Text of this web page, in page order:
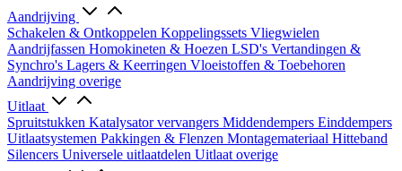
Aandrijving
Schakelen & Ontkoppelen Koppelingssets Vliegwielen
Aandrijfassen Homokineten & Hoezen LSD's Vertandingen &
Synchro's Lagers & Keerringen Vloeistoffen & Toebehoren
Aandrijving overige
Uitlaat
Spruitstukken Katalysator vervangers Middendempers Einddempers
Uitlaatsystemen Pakkingen & Flenzen Montagemateriaal Hitteband
Silencers Universele uitlaatdelen Uitlaat overige